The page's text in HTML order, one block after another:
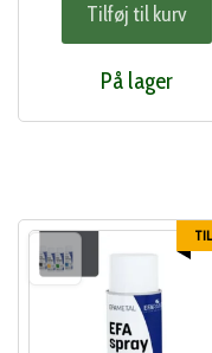
pris
var:
405,00
Tilføj til kurv
På lager